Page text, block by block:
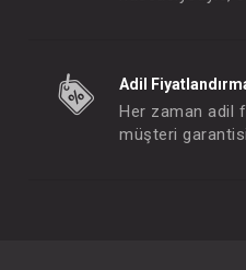
Adil
Her zaman adil
müşteri